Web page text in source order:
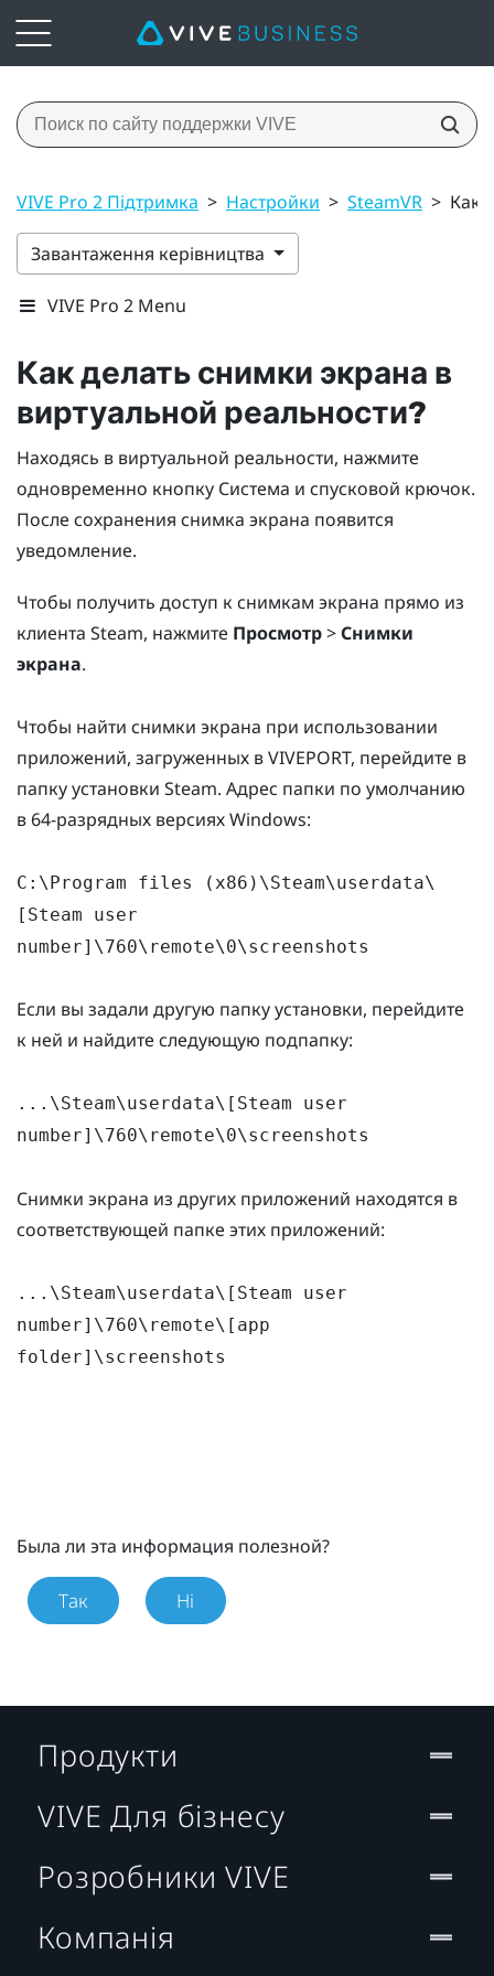
VIVE Pro 2 Підтримка > Настройки > SteamVR > Как
Завантаження керівництва
VIVE Pro 2 Menu
Как делать снимки экрана в
виртуальной реальности?
Находясь в виртуальной реальности, нажмите
одновременно кнопку Система и спусковой крючок.
После сохранения снимка экрана появится
уведомление.
Чтобы получить доступ к снимкам экрана прямо из
клиента Steam, нажмите Просмотр>Снимки
экрана.
Чтобы найти снимки экрана при использовании
приложений, загруженных в VIVEPORT, перейдите в
папку установки Steam. Адрес папки по умолчанию
в 64-разрядных версиях Windows:
C:\Program files (x86)\Steam\userdata\
[Steam user
number]\760\remote\0\screenshots
Если вы задали другую папку установки, перейдите
к ней и найдите следующую подпапку:
...\Steam\userdata\[Steam user
number]\760\remote\0\screenshots
Снимки экрана из других приложений находятся в
соответствующей папке этих приложений:
...\Steam\userdata\[Steam user
number]\760\remote\[app
folder]\screenshots
Была ли эта информация полезной?
Так Ні
Продукти
VIVE Для бізнесу
Розробники VIVE
Компанія